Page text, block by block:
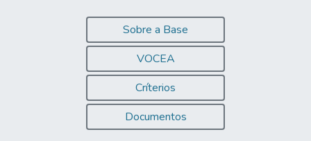
Sobre a Base
VOCEA
Críterios
Documentos